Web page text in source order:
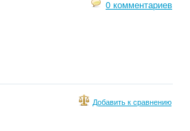
0 комментариев
Добавить к сравнению